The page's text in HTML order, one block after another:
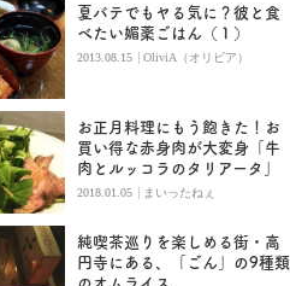
夏バテでもヤる気に？彼と食
べたい媚薬ごはん（１）
2013.08.15 | OliviA（オリビア）
お正月料理にもう飽きた！お
買い得な赤身肉が大変身「牛
肉とルッコラのタリアータ」
2018.01.05 | まいったねぇ
純喫茶巡りを楽しめる街・高
円寺にある、「ごん」の9種類